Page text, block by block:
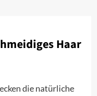
Haar
die natürliche